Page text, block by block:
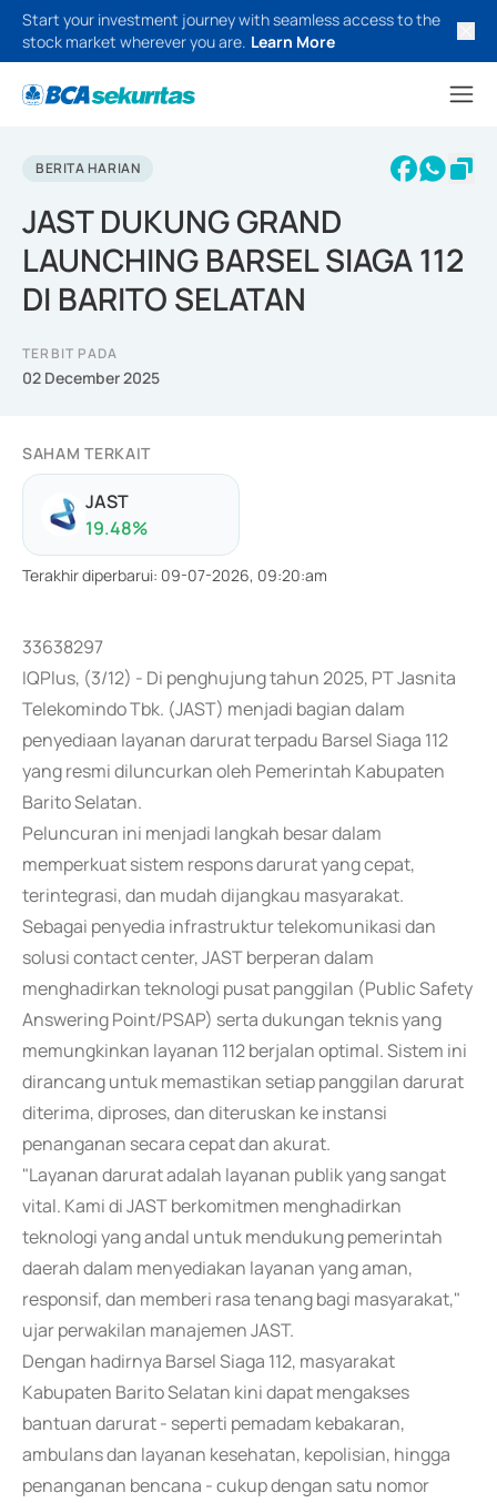
Start your investment journey with seamless access to the
stock market wherever you are. Learn More
BERITA HARIAN
JAST DUKUNG GRAND
LAUNCHING BARSEL SIAGA 112
DI BARITO SELATAN
TERBIT PADA
02 December 2025
SAHAM TERKAIT
JAST
19.48%
Terakhir diperbarui: 09-07-2026, 09:20:am
33638297
IQPlus, (3/12) - Di penghujung tahun 2025, PT Jasnita
Telekomindo Tbk. (JAST) menjadi bagian dalam
penyediaan layanan darurat terpadu Barsel Siaga 112
yang resmi diluncurkan oleh Pemerintah Kabupaten
Barito Selatan.
Peluncuran ini menjadi langkah besar dalam
memperkuat sistem respons darurat yang cepat,
terintegrasi, dan mudah dijangkau masyarakat.
Sebagai penyedia infrastruktur telekomunikasi dan
solusi contact center, JAST berperan dalam
menghadirkan teknologi pusat panggilan (Public Safety
Answering Point/PSAP) serta dukungan teknis yang
memungkinkan layanan 112 berjalan optimal. Sistem ini
dirancang untuk memastikan setiap panggilan darurat
diterima, diproses, dan diteruskan ke instansi
penanganan secara cepat dan akurat.
"Layanan darurat adalah layanan publik yang sangat
vital. Kami di JAST berkomitmen menghadirkan
teknologi yang andal untuk mendukung pemerintah
daerah dalam menyediakan layanan yang aman,
responsif, dan memberi rasa tenang bagi masyarakat,"
ujar perwakilan manajemen JAST.
Dengan hadirnya Barsel Siaga 112, masyarakat
Kabupaten Barito Selatan kini dapat mengakses
bantuan darurat - seperti pemadam kebakaran,
ambulans dan layanan kesehatan, kepolisian, hingga
penanganan bencana - cukup dengan satu nomor